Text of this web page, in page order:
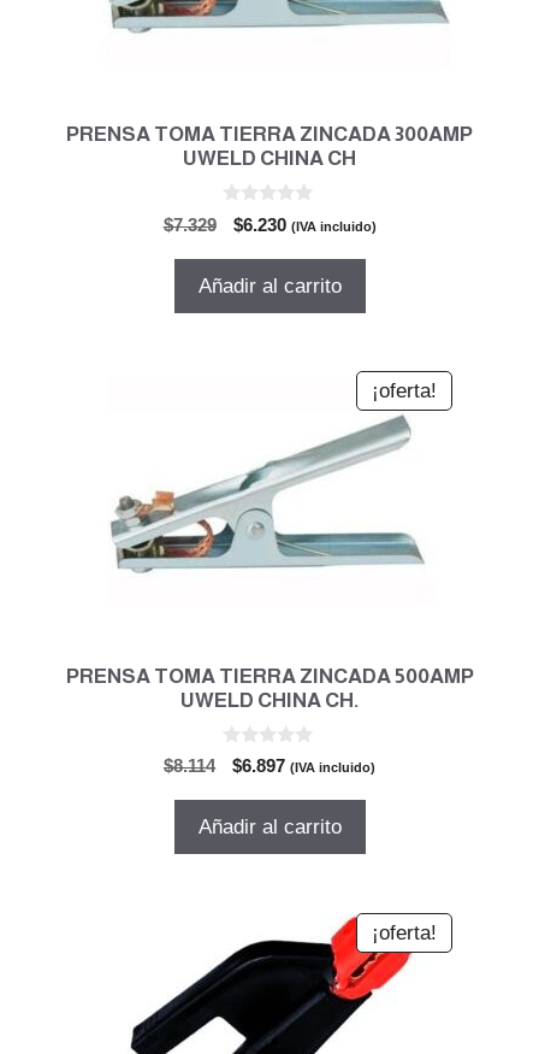
PRENSA TOMA TIERRA ZINCADA 300AMP
UWELD CHINA CH
$7.329
El
original
$6.230El
actual
(IVA incluido)
Añadir al carrito
¡oferta!
PRENSA TOMA TIERRA ZINCADA 500AMP
UWELD CHINA CH.
$8.114
El
original
$6.897El
actual
(IVA incluido)
Añadir al carrito
¡oferta!